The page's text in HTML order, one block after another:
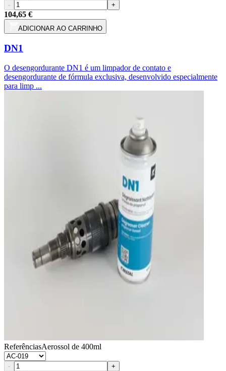
- +
104,65 €
ADICIONAR AO CARRINHO
DN1
O desengordurante DN1 é um limpador de contato e
desengordurante de fórmula exclusiva, desenvolvido especialmente
para limp ...
ReferênciasAerossol de 400ml
- +